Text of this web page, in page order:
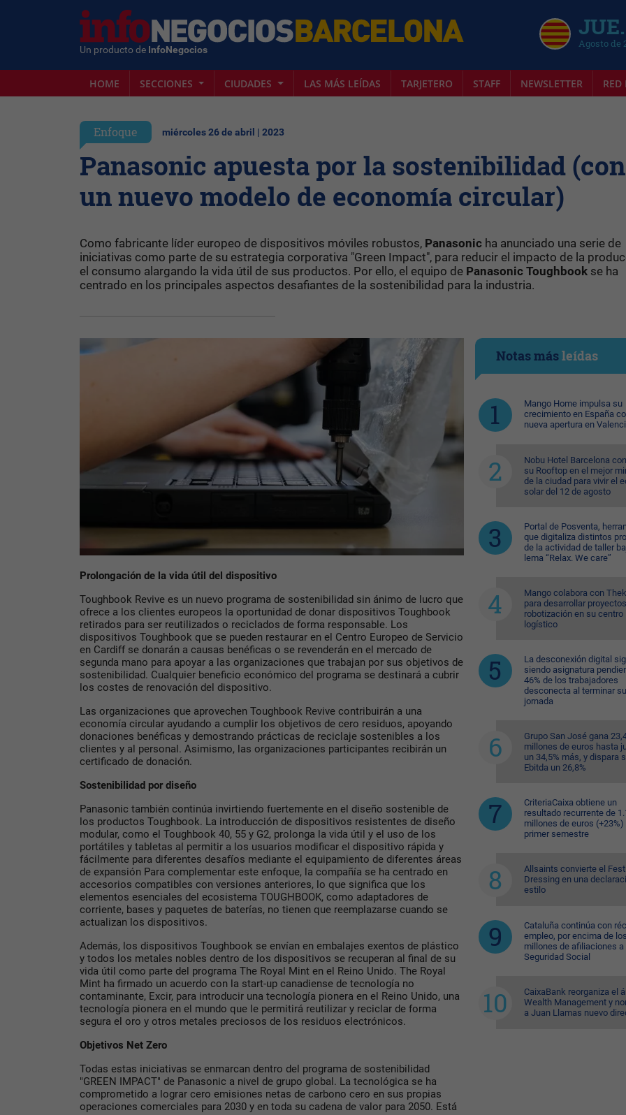
Un producto de InfoNegocios Agosto de
HOME SECCIONES CIUDADES LAS MÁS LEÍDAS TARJETERO STAFF NEWSLETTER
Enfoque miércoles 26 de abril | 2023
Panasonic apuesta por la sostenibilidad (con
un nuevo modelo de economía circular)
Como fabricante líder europeo de dispositivos móviles robustos, Panasonic ha anunciado una serie de
iniciativas como parte de su estrategia corporativa "Green Impact", para reducir el impacto de la
el consumo alargando la vida útil de sus productos. Por ello, el equipo de Panasonic Toughbook se ha
centrado en los principales aspectos desafiantes de la sostenibilidad para la industria.
Prolongación de la vida útil del dispositivo
Toughbook Revive es un nuevo programa de sostenibilidad sin ánimo de lucro que
ofrece a los clientes europeos la oportunidad de donar dispositivos Toughbook
retirados para ser reutilizados o reciclados de forma responsable. Los
dispositivos Toughbook que se pueden restaurar en el Centro Europeo de Servicio
en Cardiff se donarán a causas benéficas o se revenderán en el mercado de
segunda mano para apoyar a las organizaciones que trabajan por sus objetivos de
sostenibilidad. Cualquier beneficio económico del programa se destinará a cubrir
los costes de renovación del dispositivo.
Las organizaciones que aprovechen Toughbook Revive contribuirán a una
economía circular ayudando a cumplir los objetivos de cero residuos, apoyando
donaciones benéficas y demostrando prácticas de reciclaje sostenibles a los
clientes y al personal. Asimismo, las organizaciones participantes recibirán un
certificado de donación.
Sostenibilidad por diseño
Panasonic también continúa invirtiendo fuertemente en el diseño sostenible de
los productos Toughbook. La introducción de dispositivos resistentes de diseño
modular, como el Toughbook 40, 55 y G2, prolonga la vida útil y el uso de los
portátiles y tabletas al permitir a los usuarios modificar el dispositivo rápida y
fácilmente para diferentes desafíos mediante el equipamiento de diferentes áreas
de expansión Para complementar este enfoque, la compañía se ha centrado en
accesorios compatibles con versiones anteriores, lo que significa que los
elementos esenciales del ecosistema TOUGHBOOK, como adaptadores de
corriente, bases y paquetes de baterías, no tienen que reemplazarse cuando se
actualizan los dispositivos.
Además, los dispositivos Toughbook se envían en embalajes exentos de plástico
y todos los metales nobles dentro de los dispositivos se recuperan al final de su
vida útil como parte del programa The Royal Mint en el Reino Unido. The Royal
Mint ha firmado un acuerdo con la start-up canadiense de tecnología no
contaminante, Excir, para introducir una tecnología pionera en el Reino Unido, una
tecnología pionera en el mundo que le permitirá reutilizar y reciclar de forma
segura el oro y otros metales preciosos de los residuos electrónicos.
Objetivos Net Zero
Todas estas iniciativas se enmarcan dentro del programa de sostenibilidad
"GREEN IMPACT" de Panasonic a nivel de grupo global. La tecnológica se ha
comprometido a lograr cero emisiones netas de carbono cero en sus propias
operaciones comerciales para 2030 y en toda su cadena de valor para 2050. Está
Notas másleídas
Mango Home impulsa su
crecimiento en España
nueva apertura en
Nobu Hotel Barcelona
su Rooftop en el mejor
de la ciudad para vivir el
solar del 12 de agosto
Portal de Posventa,
que digitaliza distintos
de la actividad de taller
lema “Relax. We care”
Mango colabora con
para desarrollar
robotización en su centro
logístico
La desconexión digital
siendo asignatura
46% de los trabajadores
desconecta al terminar su
jornada
Grupo San José gana
millones de euros hasta
un 34,5% más, y dispara
Ebitda un 26,8%
CriteriaCaixa obtiene un
resultado recurrente de
millones de euros (+23%)
primer semestre
Allsaints convierte el
Dressing en una
estilo
Cataluña continúa con
empleo, por encima de
millones de afiliaciones a
Seguridad Social
CaixaBank reorganiza el
Wealth Management y
a Juan Llamas nuevo